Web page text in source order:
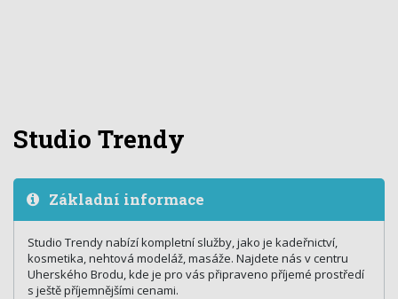
Studio Trendy
Základní informace
Studio Trendy nabízí kompletní služby, jako je kadeřnictví,
kosmetika, nehtová modeláž, masáže. Najdete nás v centru
Uherského Brodu, kde je pro vás připraveno příjemé prostředí
s ještě příjemnějšími cenami.